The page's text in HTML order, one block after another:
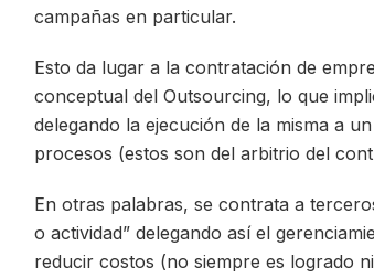
campañas en particular.
Esto da lugar a la contratación de
conceptual del Outsourcing, lo que
delegando la ejecución de la misma a
procesos (estos son del arbitrio del
En otras palabras, se contrata a
o actividad” delegando así el
reducir costos (no siempre es logrado